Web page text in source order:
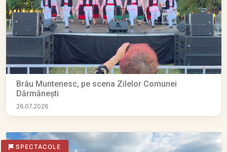
Brâu Muntenesc, pe scena Zilelor Comunei
Dărmănești
26.07.2026
SPECTACOLE